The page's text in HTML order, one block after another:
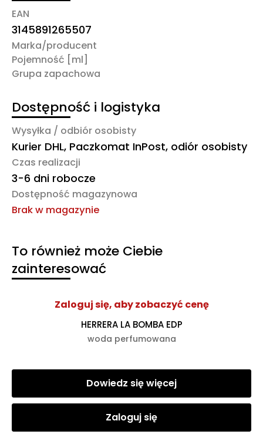
EAN
3145891265507
Marka/producent
Pojemność [ml]
Grupa zapachowa
Dostępność i logistyka
Wysyłka / odbiór osobisty
Kurier DHL, Paczkomat InPost, odiór osobisty
Czas realizacji
3-6 dni robocze
Dostępność magazynowa
Brak w magazynie
To również może Ciebie
zainteresować
Zaloguj się, aby zobaczyć cenę
HERRERA LA BOMBA EDP
woda perfumowana
Dowiedz się więcej
Zaloguj się